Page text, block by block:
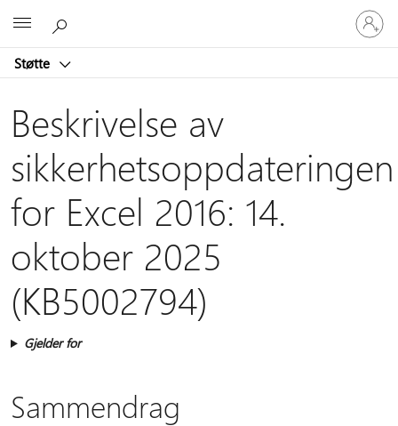
Støtte
Logg
på
kontoen
Beskrivelse av
sikkerhetsoppdateringen
for Excel 2016: 14.
oktober 2025
(KB5002794)
Gjelder for
Sammendrag